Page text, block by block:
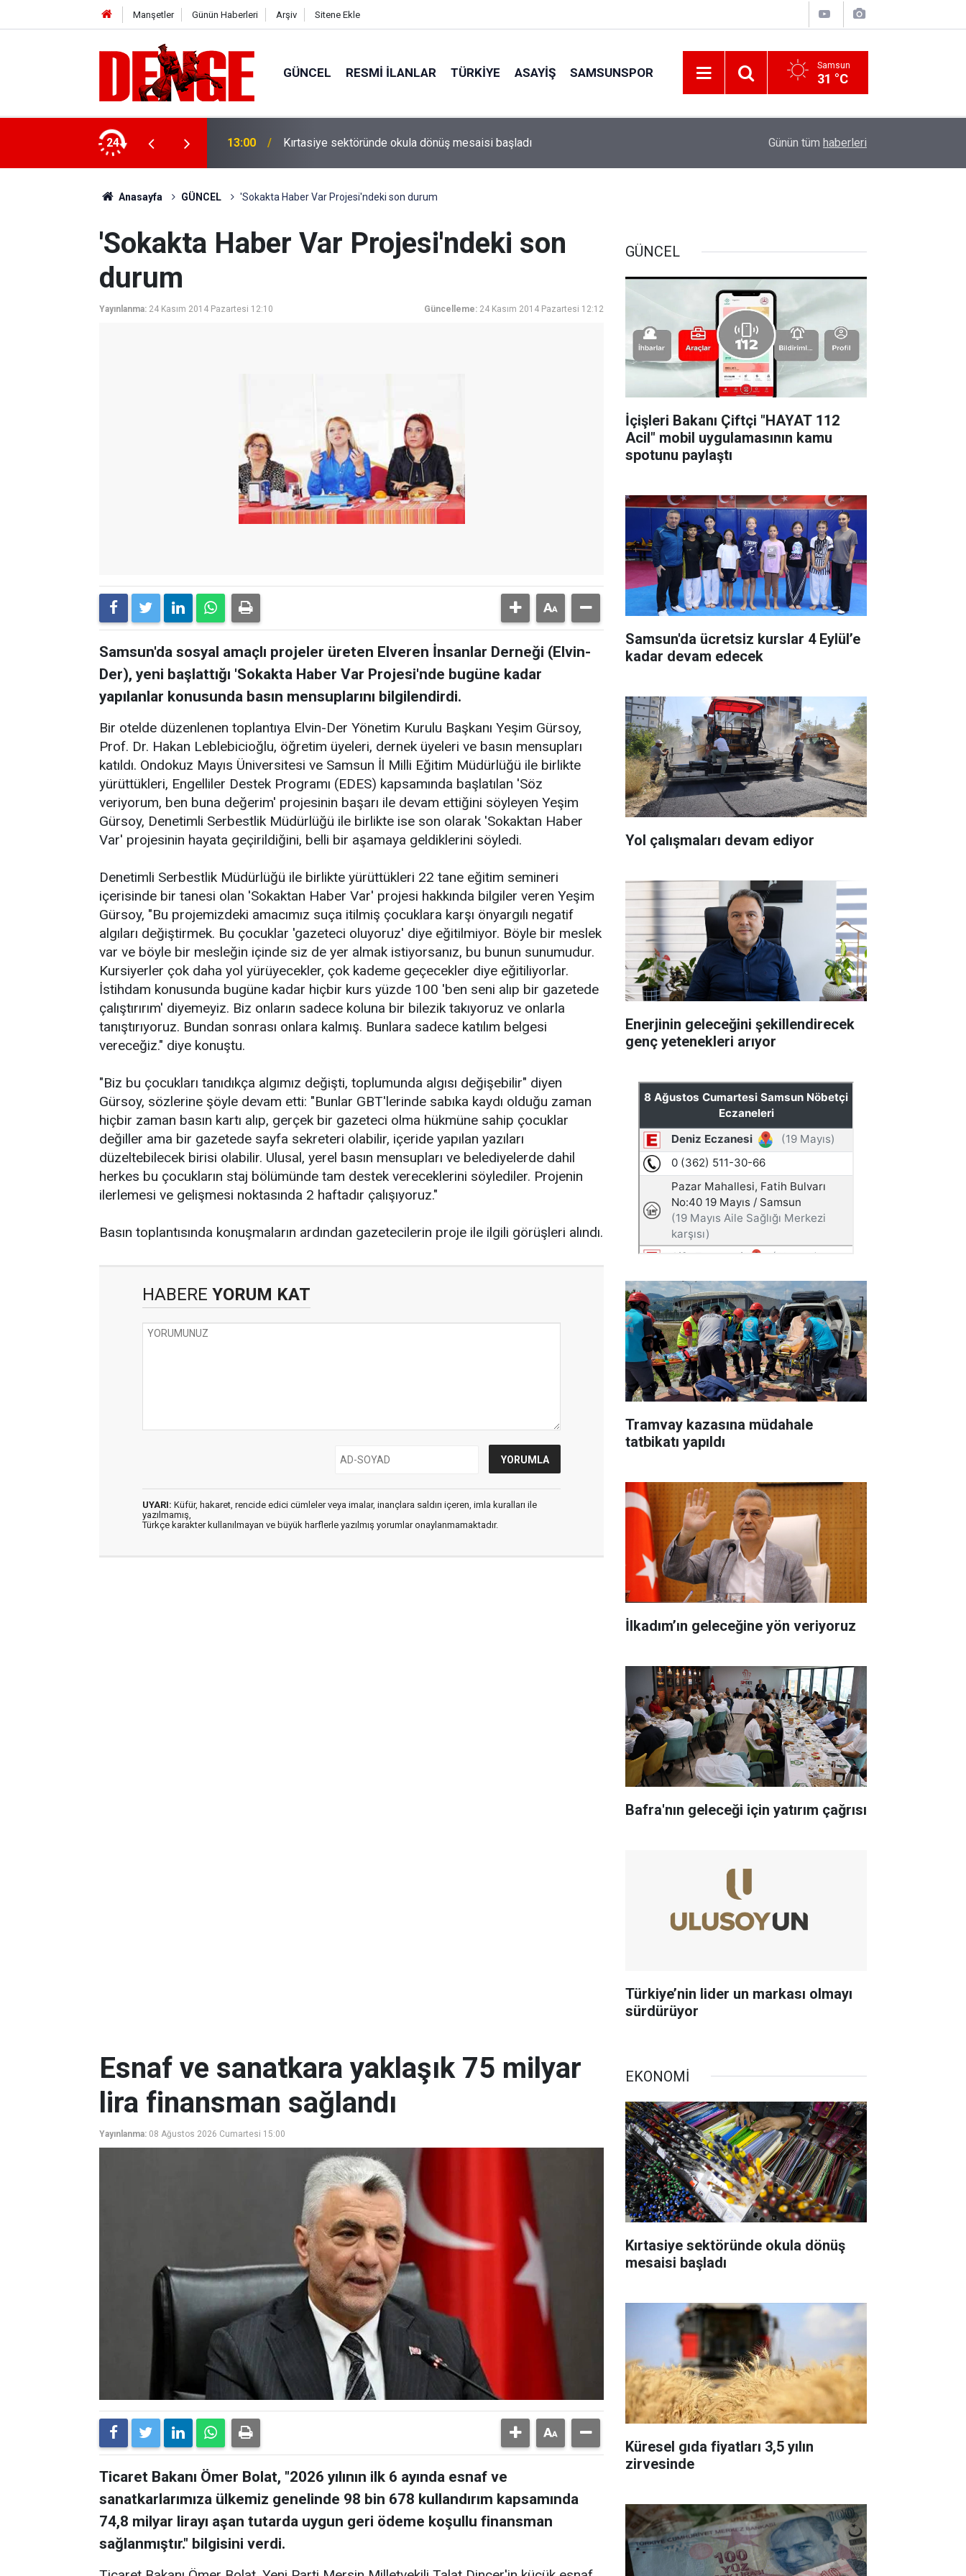
Manşetler Günün Haberleri Arşiv Sitene Ekle
GÜNCEL RESMI İLANLAR TÜRKİYE ASAYİŞ SAMSUNSPOR Samsun
31 °C
24
lira finansman sağlandı 13:00 Kırtasiye sektöründe okula dönüş mesaisi başladı Günün tüm haberleri
Anasayfa GÜNCEL 'Sokakta Haber Var Projesi'ndeki son durum
'Sokakta Haber Var Projesi'ndeki son
durum
Yayınlanma: 24 Kasım 2014 Pazartesi 12:10 Güncelleme: 24 Kasım 2014 Pazartesi 12:12
Samsun'da sosyal amaçlı projeler üreten Elveren İnsanlar Derneği (Elvin-
Der), yeni başlattığı 'Sokakta Haber Var Projesi'nde bugüne kadar
yapılanlar konusunda basın mensuplarını bilgilendirdi.
Bir otelde düzenlenen toplantıya Elvin-Der Yönetim Kurulu Başkanı Yeşim Gürsoy,
Prof. Dr. Hakan Leblebicioğlu, öğretim üyeleri, dernek üyeleri ve basın mensupları
katıldı. Ondokuz Mayıs Üniversitesi ve Samsun İl Milli Eğitim Müdürlüğü ile birlikte
yürüttükleri, Engelliler Destek Programı (EDES) kapsamında başlatılan 'Söz
veriyorum, ben buna değerim' projesinin başarı ile devam ettiğini söyleyen Yeşim
Gürsoy, Denetimli Serbestlik Müdürlüğü ile birlikte ise son olarak 'Sokaktan Haber
Var' projesinin hayata geçirildiğini, belli bir aşamaya geldiklerini söyledi.
Denetimli Serbestlik Müdürlüğü ile birlikte yürüttükleri 22 tane eğitim semineri
içerisinde bir tanesi olan 'Sokaktan Haber Var' projesi hakkında bilgiler veren Yeşim
Gürsoy, "Bu projemizdeki amacımız suça itilmiş çocuklara karşı önyargılı negatif
algıları değiştirmek. Bu çocuklar 'gazeteci oluyoruz' diye eğitilmiyor. Böyle bir meslek
var ve böyle bir mesleğin içinde siz de yer almak istiyorsanız, bu bunun sunumudur.
Kursiyerler çok daha yol yürüyecekler, çok kademe geçecekler diye eğitiliyorlar.
İstihdam konusunda bugüne kadar hiçbir kurs yüzde 100 'ben seni alıp bir gazetede
çalıştırırım' diyemeyiz. Biz onların sadece koluna bir bilezik takıyoruz ve onlarla
tanıştırıyoruz. Bundan sonrası onlara kalmış. Bunlara sadece katılım belgesi
vereceğiz." diye konuştu.
"Biz bu çocukları tanıdıkça algımız değişti, toplumunda algısı değişebilir" diyen
Gürsoy, sözlerine şöyle devam etti: "Bunlar GBT'lerinde sabıka kaydı olduğu zaman
hiçbir zaman basın kartı alıp, gerçek bir gazeteci olma hükmüne sahip çocuklar
değiller ama bir gazetede sayfa sekreteri olabilir, içeride yapılan yazıları
düzeltebilecek birisi olabilir. Ulusal, yerel basın mensupları ve belediyelerde dahil
herkes bu çocukların staj bölümünde tam destek vereceklerini söylediler. Projenin
ilerlemesi ve gelişmesi noktasında 2 haftadır çalışıyoruz."
Basın toplantısında konuşmaların ardından gazetecilerin proje ile ilgili görüşleri alındı.
HABERE YORUM KAT
UYARI: Küfür, hakaret, rencide edici cümleler veya imalar, inançlara saldırı içeren, imla kuralları ile
yazılmamış,
Türkçe karakter kullanılmayan ve büyük harflerle yazılmış yorumlar onaylanmamaktadır.
GÜNCEL
İçişleri Bakanı Çiftçi "HAYAT 112
Acil" mobil uygulamasının kamu
spotunu paylaştı
Samsun'da ücretsiz kurslar 4 Eylül’e
kadar devam edecek
Yol çalışmaları devam ediyor
Enerjinin geleceğini şekillendirecek
genç yetenekleri arıyor
Tramvay kazasına müdahale
tatbikatı yapıldı
İlkadım’ın geleceğine yön veriyoruz
Bafra'nın geleceği için yatırım çağrısı
Türkiye’nin lider un markası olmayı
sürdürüyor
Esnaf ve sanatkara yaklaşık 75 milyar
lira finansman sağlandı
Yayınlanma: 08 Ağustos 2026 Cumartesi 15:00
Ticaret Bakanı Ömer Bolat, "2026 yılının ilk 6 ayında esnaf ve
sanatkarlarımıza ülkemiz genelinde 98 bin 678 kullandırım kapsamında
74,8 milyar lirayı aşan tutarda uygun geri ödeme koşullu finansman
sağlanmıştır." bilgisini verdi.
EKONOMİ
Kırtasiye sektöründe okula dönüş
mesaisi başladı
Küresel gıda fiyatları 3,5 yılın
zirvesinde